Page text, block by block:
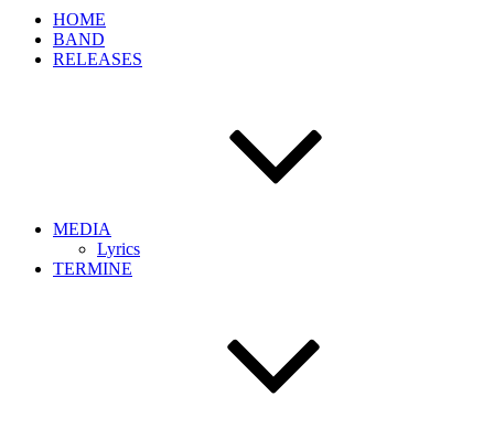
HOME
BAND
RELEASES
MEDIA
Lyrics
TERMINE